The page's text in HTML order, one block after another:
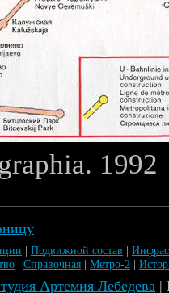
1992
| Подвижной состав |
| Справочная | Метро-2 |
Артемия Лебедева |